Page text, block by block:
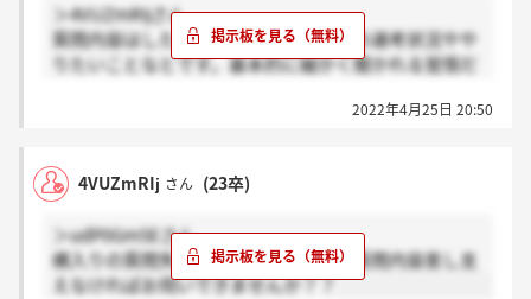
＞4VUZmRIjさん
質問内容はしたにもあるとおり、他社の選考状況やや
りたいことなとです。基本的に細かく聞かれる覚悟だ
2022年4月25日 20:50
4VUZmRIj さん (23卒)
＞udP0Gm5Eさん
横入りの質問失礼します。最終面接の質問内容差し支
えなければお伺いできませんか？？